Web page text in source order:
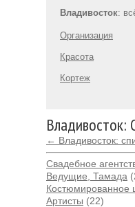
Владивосток:
Организация
Красота
Кортеж
Владивосток:
← Владивосток:
Свадебное
Ведущие, Тамада
Костюмированное
Артисты (22)